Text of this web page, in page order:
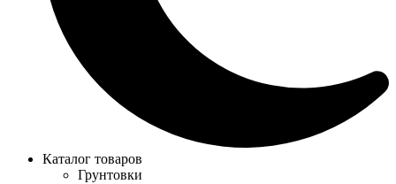
Каталог товаров
Грунтовки